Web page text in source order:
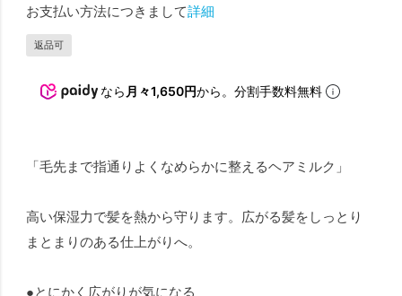
お支払い方法につきまして詳細
返品可
なら 月々1,650円から。分割手数料無料
「毛先まで指通りよくなめらかに整えるヘアミルク」
高い保湿力で髪を熱から守ります。広がる髪をしっとり
まとまりのある仕上がりへ。
●とにかく広がりが気になる